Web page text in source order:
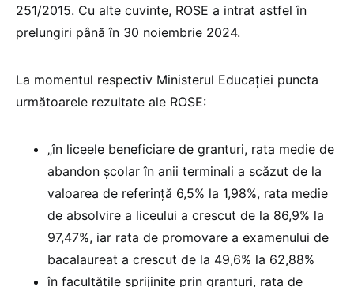
251/2015. Cu alte cuvinte, ROSE a intrat astfel în
prelungiri până în 30 noiembrie 2024.
La momentul respectiv Ministerul Educației puncta
următoarele rezultate ale ROSE:
„în liceele beneficiare de granturi, rata medie de
abandon școlar în anii terminali a scăzut de la
valoarea de referință 6,5% la 1,98%, rata medie
de absolvire a liceului a crescut de la 86,9% la
97,47%, iar rata de promovare a examenului de
bacalaureat a crescut de la 49,6% la 62,88%
în facultățile sprijinite prin granturi, rata de